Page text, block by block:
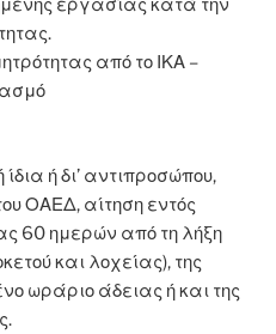
εργασίας κατά την
από το ΙΚΑ –
ή δι’ αντιπροσώπου,
ΟΑΕΔ, αίτηση εντός
60 ημερών από τη λήξη
και λοχείας), της
ωράριο άδειας ή και της